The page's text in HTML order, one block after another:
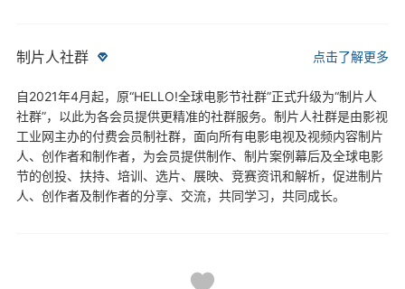
制片人社群 点击了解更多
自2021年4月起，原“HELLO!全球电影节社群”正式升级为“制片人
社群”，以此为各会员提供更精准的社群服务。制片人社群是由影视
工业网主办的付费会员制社群，面向所有电影电视及视频内容制片
人、创作者和制作者，为会员提供制作、制片案例幕后及全球电影
节的创投、扶持、培训、选片、展映、竞赛资讯和解析，促进制片
人、创作者及制作者的分享、交流，共同学习，共同成长。